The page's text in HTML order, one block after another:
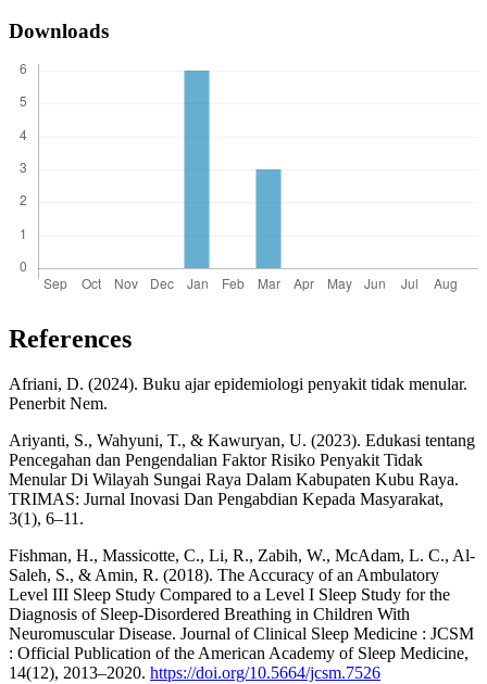
Downloads
References
Afriani, D. (2024). Buku ajar epidemiologi penyakit tidak menular.
Penerbit Nem.
Ariyanti, S., Wahyuni, T., & Kawuryan, U. (2023). Edukasi tentang
Pencegahan dan Pengendalian Faktor Risiko Penyakit‎ Tidak
Menular Di Wilayah Sungai Raya Dalam Kabupaten Kubu‎ Raya.
TRIMAS: Jurnal Inovasi Dan Pengabdian Kepada Masyarakat,
3(1), 6–11.
Fishman, H., Massicotte, C., Li, R., Zabih, W., McAdam, L. C., Al-
Saleh, S., & Amin, R. (2018). The Accuracy of an Ambulatory
Level III Sleep Study Compared to a Level I Sleep Study for the
Diagnosis of Sleep-Disordered Breathing in Children With
Neuromuscular Disease. Journal of Clinical Sleep Medicine : JCSM
: Official Publication of the American Academy of Sleep Medicine,
14(12), 2013–2020. https://doi.org/10.5664/jcsm.7526